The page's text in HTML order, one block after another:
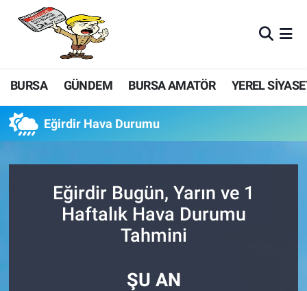
BURSA GÜNDEM BURSA AMATÖR YEREL
Eğirdir Hava Durumu
Eğirdir Bugün, Yarın ve 1
Haftalık Hava Durumu
Tahmini
ŞU AN